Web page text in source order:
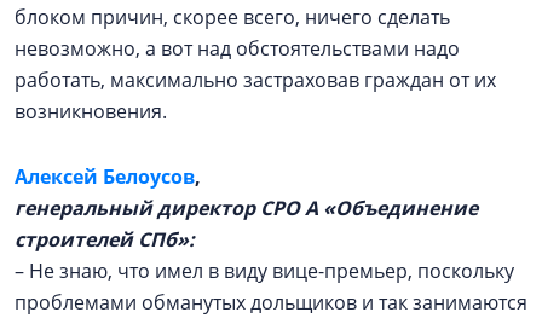
блоком причин, скорее всего, ничего сделать
невозможно, а вот над обстоятельствами надо
работать, максимально застраховав граждан от их
возникновения.
Алексей Белоусов,
генеральный директор СРО А «Объединение
строителей СПб»:
– Не знаю, что имел в виду вице-премьер, поскольку
проблемами обманутых дольщиков и так занимаются